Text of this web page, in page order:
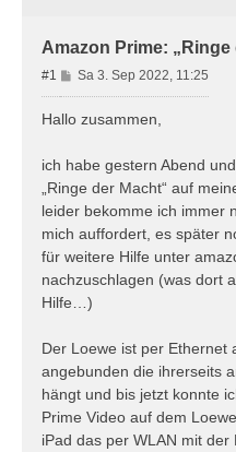
Amazon Prime: „Ringe
#1
B
e
a
g
Sa 3. Sep 2022, 11:25
Hallo zusammen,
ich habe gestern Abend
„Ringe der Macht“ auf
leider bekomme ich immer
mich auffordert, es später
für weitere Hilfe unter
nachzuschlagen (was dort
Hilfe…)
Der Loewe ist per Ethernet
angebunden die ihrerseits
hängt und bis jetzt konnte
Prime Video auf dem
iPad das per WLAN mit